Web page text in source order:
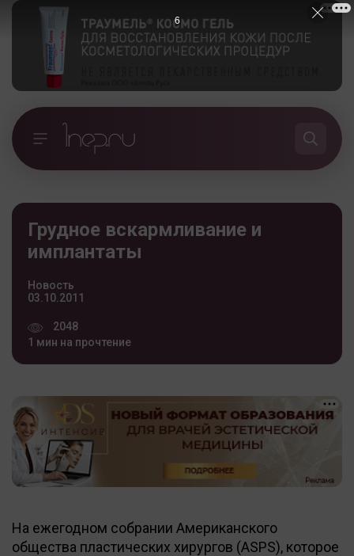
Грудное вскармливание и
имплантаты
Новость
03.10.2011
2048
1 мин на прочтение
На ежегодном собрании Американского
общества пластических хирургов (ASPS), которое
5